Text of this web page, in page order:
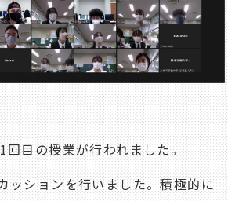
回目の授業が行われました。
ッションを行いました。積極的に